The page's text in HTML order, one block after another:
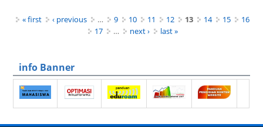
Pages« first ‹ previous … 9 10 11 12 13 14 15
16
17
… next › last »
info Banner